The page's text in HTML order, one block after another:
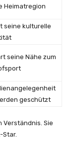
Heimatregion
seine kulturelle
seine Nähe zum
geschützt
Verständnis. Sie
Star.